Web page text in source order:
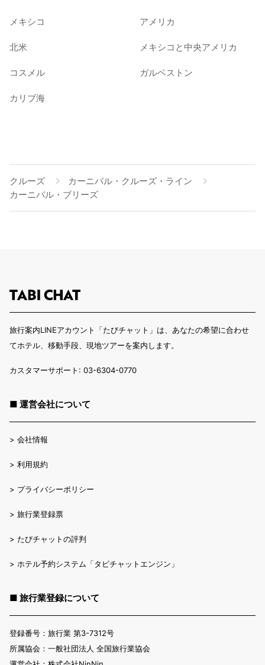
メキシコ アメリカ
北米 メキシコと中央アメリカ
コスメル ガルベストン
カリブ海
クルーズ
カーニバル・クルーズ・ライン
カーニバル・ブリーズ
旅行案内LINEアカウント「たびチャット」は、あなたの希望に合わせ
てホテル、移動手段、現地ツアーを案内します。
カスタマーサポート: 03-6304-0770
■ 運営会社について
> 会社情報
> 利用規約
> プライバシーポリシー
> 旅行業登録票
> たびチャットの評判
> ホテル予約システム「タビチャットエンジン」
■ 旅行業登録について
登録番号：旅行業 第3-7312号
所属協会：一般社団法人 全国旅行業協会